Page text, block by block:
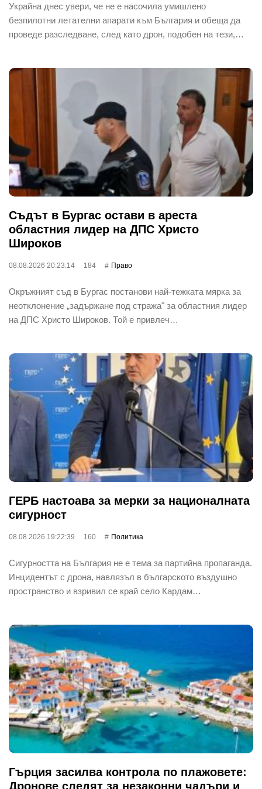
Украйна днес увери, че не е насочила умишлено
безпилотни летателни апарати към България и обеща да
проведе разследване, след като дрон, подобен на тези,…
Съдът в Бургас остави в ареста
областния лидер на ДПС Христо
Широков
08.08.2026 20:23:14 184 Право
Окръжният съд в Бургас постанови най-тежката мярка за
неотклонение „задържане под стража" за областния лидер
на ДПС Христо Широков. Той е привлеч…
ГЕРБ настоава за мерки за националната
сигурност
08.08.2026 19:22:39 160 Политика
Сигурността на България не е тема за партийна пропаганда.
Инцидентът с дрона, навлязъл в българското въздушно
пространство и взривил се край село Кардам…
Гърция засилва контрола по плажовете:
Дронове следят за незаконни чадъри и